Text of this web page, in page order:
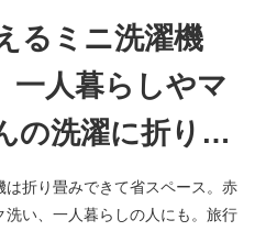
るミニ洗濯機
一人暮らしやマ
の洗濯に折りた
ス
は折り畳みできて省スペース。赤
い、一人暮らしの人にも。旅行